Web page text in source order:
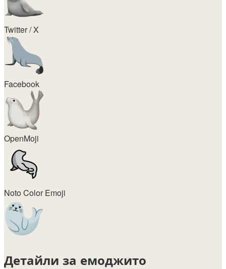
Twitter / X
Facebook
OpenMoji
Noto Color Emoji
Детайли за емоджито